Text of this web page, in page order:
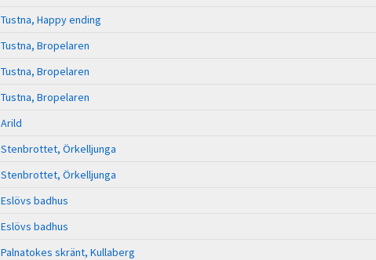
Tustna, Happy ending
Tustna, Bropelaren
Tustna, Bropelaren
Tustna, Bropelaren
Arild
Stenbrottet, Örkelljunga
Stenbrottet, Örkelljunga
Eslövs badhus
Eslövs badhus
Palnatokes skränt, Kullaberg